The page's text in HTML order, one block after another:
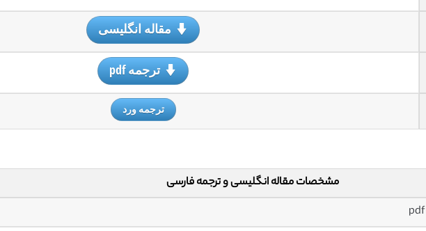
مقاله انگلیسی
ترجمه pdf
ترجمه ورد
مشخصات مقاله انگلیسی و ترجمه فارسی
pdf